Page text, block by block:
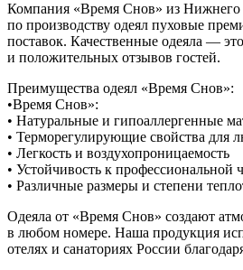
Компания «Время Снов» из
по производству одеял пуховые
поставок. Качественные одеяла —
и положительных отзывов гостей.
Преимущества одеял «Время Снов»:
•Время Снов»:
• Натуральные и гипоаллергенные
• Терморегулирующие свойства для
• Легкость и воздухопроницаемость
• Устойчивость к профессиональной
• Различные размеры и степени
Одеяла от «Время Снов» создают
в любом номере. Наша продукция
отелях и санаториях России